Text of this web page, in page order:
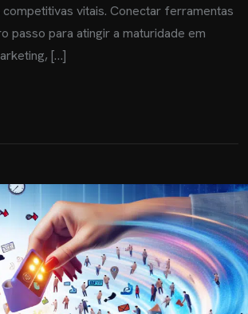
vitais. Conectar ferramentas
passo para atingir a maturidade em
[…]